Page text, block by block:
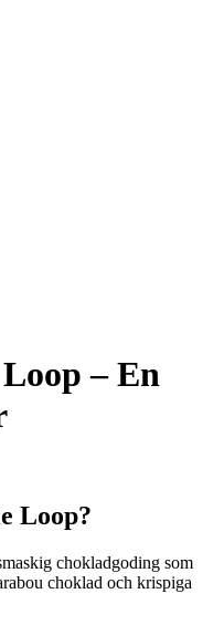
– En
Loop?
chokladgoding som
choklad och krispiga